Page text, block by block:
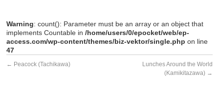
Warning: count(): Parameter must be an array or an object that
implements Countable in/home/users/0/epocket/web/ep-
access.com/wp-content/themes/biz-vektor/single.php on line
47
← Peacock (Tachikawa)
Lunches Around the World
(Kamikitazawa) →